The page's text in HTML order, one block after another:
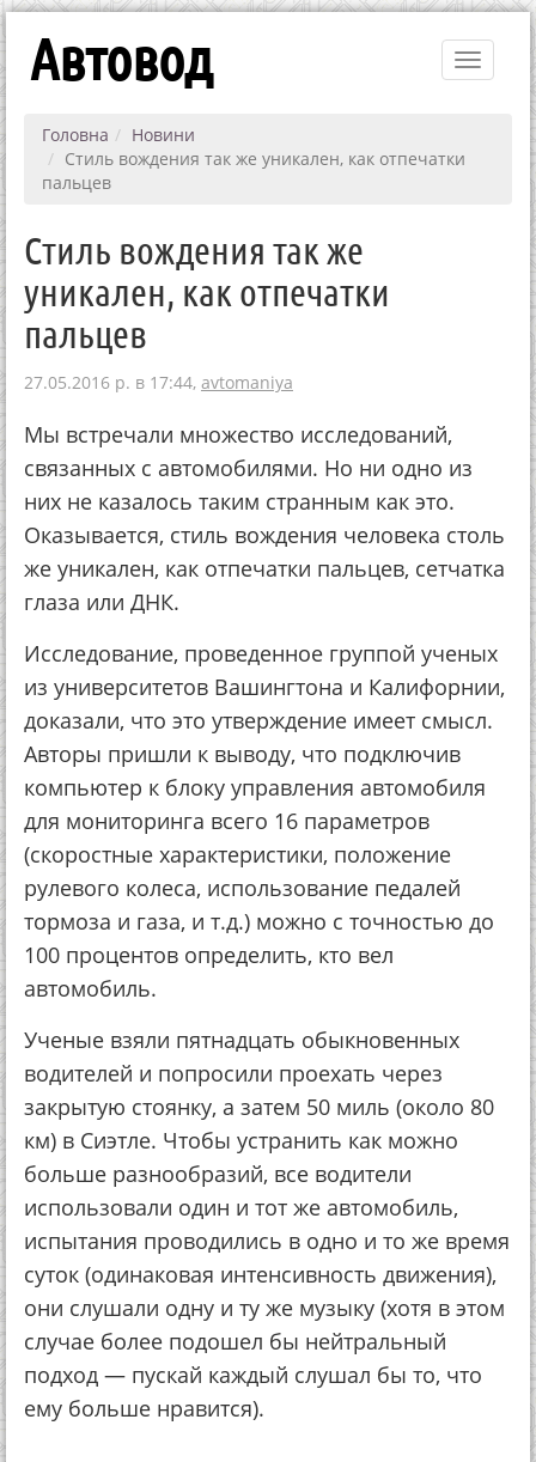
Toggle
Автовод
Головна
Новини
Стиль вождения так же уникален, как отпечатки
пальцев
Стиль вождения так же
уникален, как отпечатки
пальцев
27.05.2016 р. в 17:44, avtomaniya
Мы встречали множество исследований,
связанных с автомобилями. Но ни одно из
них не казалось таким странным как это.
Оказывается, стиль вождения человека столь
же уникален, как отпечатки пальцев, сетчатка
глаза или ДНК.
Исследование, проведенное группой ученых
из университетов Вашингтона и Калифорнии,
доказали, что это утверждение имеет смысл.
Авторы пришли к выводу, что подключив
компьютер к блоку управления автомобиля
для мониторинга всего 16 параметров
(скоростные характеристики, положение
рулевого колеса, использование педалей
тормоза и газа, и т.д.) можно с точностью до
100 процентов определить, кто вел
автомобиль.
Ученые взяли пятнадцать обыкновенных
водителей и попросили проехать через
закрытую стоянку, а затем 50 миль (около 80
км) в Сиэтле. Чтобы устранить как можно
больше разнообразий, все водители
использовали один и тот же автомобиль,
испытания проводились в одно и то же время
суток (одинаковая интенсивность движения),
они слушали одну и ту же музыку (хотя в этом
случае более подошел бы нейтральный
подход — пускай каждый слушал бы то, что
ему больше нравится).